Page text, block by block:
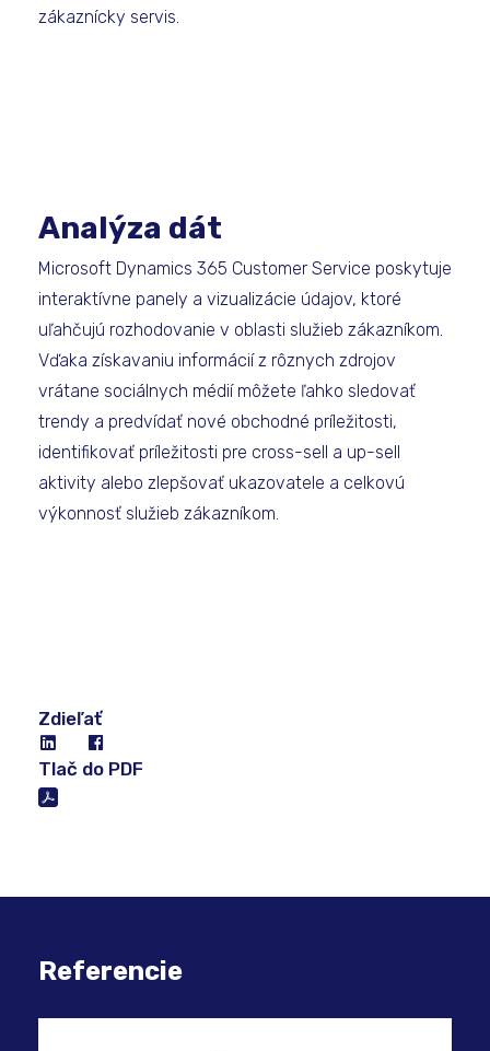
zákaznícky servis.
Analýza dát
Microsoft Dynamics 365 Customer Service poskytuje
interaktívne panely a vizualizácie údajov, ktoré
uľahčujú rozhodovanie v oblasti služieb zákazníkom.
Vďaka získavaniu informácií z rôznych zdrojov
vrátane sociálnych médií môžete ľahko sledovať
trendy a predvídať nové obchodné príležitosti,
identifikovať príležitosti pre cross-sell a up-sell
aktivity alebo zlepšovať ukazovatele a celkovú
výkonnosť služieb zákazníkom.
Zdieľať
Tlač do PDF
Referencie